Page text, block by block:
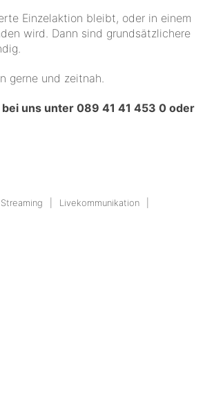
Einzelaktion bleibt, oder in einem
wird. Dann sind grundsätzlichere
gerne und zeitnah.
uns unter 089 41 41 453 0 oder
Livekommunikation